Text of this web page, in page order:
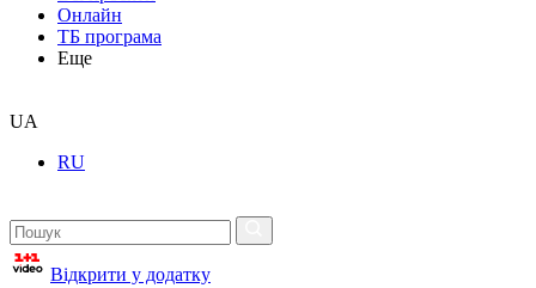
Онлайн
ТБ програма
Еще
UA
RU
Відкрити у додатку